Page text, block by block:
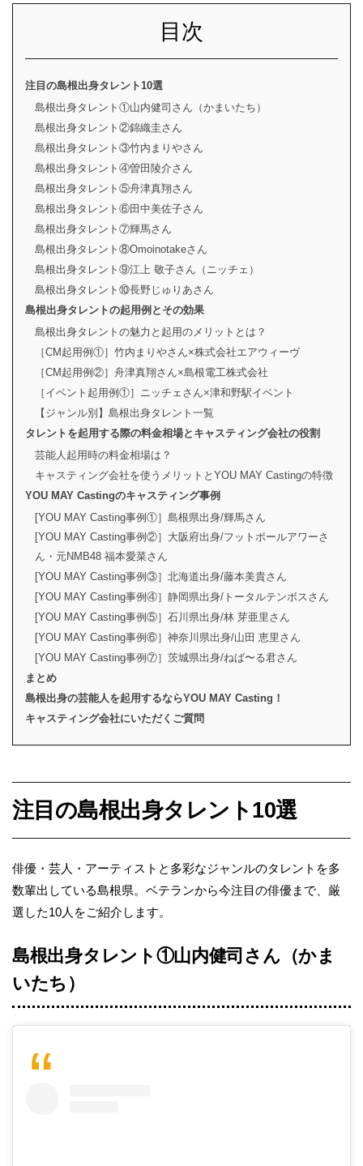
目次
注目の島根出身タレント10選
島根出身タレント①山内健司さん（かまいたち）
島根出身タレント②錦織圭さん
島根出身タレント③竹内まりやさん
島根出身タレント④曽田陵介さん
島根出身タレント⑤舟津真翔さん
島根出身タレント⑥田中美佐子さん
島根出身タレント⑦輝馬さん
島根出身タレント⑧Omoinotakeさん
島根出身タレント⑨江上 敬子さん（ニッチェ）
島根出身タレント⑩長野じゅりあさん
島根出身タレントの起用例とその効果
島根出身タレントの魅力と起用のメリットとは？
［CM起用例①］竹内まりやさん×株式会社エアウィーヴ
［CM起用例②］舟津真翔さん×島根電工株式会社
［イベント起用例①］ニッチェさん×津和野駅イベント
【ジャンル別】島根出身タレント一覧
タレントを起用する際の料金相場とキャスティング会社の役割
芸能人起用時の料金相場は？
キャスティング会社を使うメリットとYOU MAY Castingの特徴
YOU MAY Castingのキャスティング事例
[YOU MAY Casting事例①］島根県出身/輝馬さん
[YOU MAY Casting事例②］大阪府出身/フットボールアワーさ
ん・元NMB48 福本愛菜さん
[YOU MAY Casting事例③］北海道出身/藤本美貴さん
[YOU MAY Casting事例④］静岡県出身/トータルテンボスさん
[YOU MAY Casting事例⑤］石川県出身/林 芽亜里さん
[YOU MAY Casting事例⑥］神奈川県出身/山田 恵里さん
[YOU MAY Casting事例⑦］茨城県出身/ねば〜る君さん
まとめ
島根出身の芸能人を起用するならYOU MAY Casting！
キャスティング会社にいただくご質問
注目の島根出身タレント10選
俳優・芸人・アーティストと多彩なジャンルのタレントを多
数輩出している島根県。ベテランから今注目の俳優まで、厳
選した10人をご紹介します。
島根出身タレント①山内健司さん（かま
いたち）